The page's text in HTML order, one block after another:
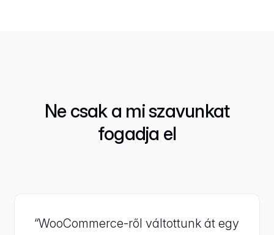
Ne csak a mi szavunkat
fogadja el
“WooCommerce-ről váltottunk át egy